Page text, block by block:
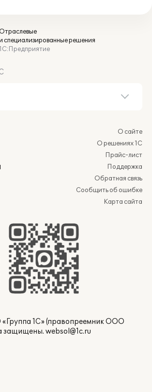
специализированные решения
1С:Предприятие
О сайте
О решениях 1С
Прайс-лист
Поддержка
Обратная связь
Сообщить об ошибке
Карта сайта
1С» (правопреемник ООО
защищены. websol@1c.ru